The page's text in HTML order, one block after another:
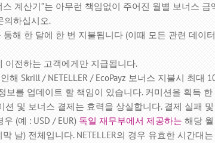
스 계산기”는 아무런 책임없이 주어진 월별 보너스
의하십시오.
통해 한 달에 한 번 지불됩니다 (이때 모든 관련 데
이전하는 고객에게만 지급됩니다.
해 Skrill / NETELLER / EcoPayz 보너스 지불시 최
보를 업데이트 할 책임이 있습니다. 커미션을 획득
션 및 보너스 결제는 효력을 상실합니다. 결제 실패
(예 : USD / EUR) 독일 재무부에서 제공하는 해당
날) 전체입니다. NETELLER의 경우 유효한 시간대는